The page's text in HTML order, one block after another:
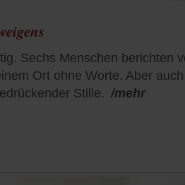
Sechs Menschen berichten
Ort ohne Worte. Aber
Stille. /mehr